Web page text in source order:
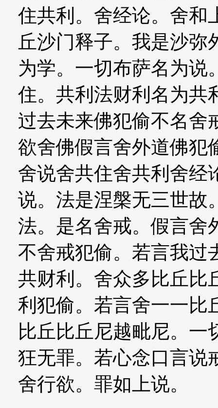
住共利。舍经论。舍和
丘沙门释子。我是沙
为学。一切布萨名为说
住。共利法财利名为共
过去未来佛犯偷不名舍
欲舍佛假言舍外道佛犯
舍说舍共住舍共利舍经
说。法是涅槃无三世故
法。是名舍戒。假言舍
不舍戒犯偷。若言我过
共财利。舍众多比丘比
利犯偷。若言舍一一比
比丘比丘尼越毗尼。一
狂无罪。若心念口言说
舍行欲。罪如上说。